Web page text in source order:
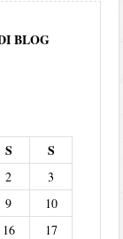
BLOG
S S
2
3
9
10
16
17